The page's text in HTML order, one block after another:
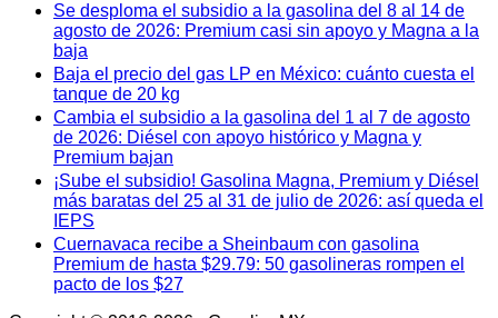
Se desploma el subsidio a la gasolina del 8 al 14 de
agosto de 2026: Premium casi sin apoyo y Magna a la
baja
Baja el precio del gas LP en México: cuánto cuesta el
tanque de 20 kg
Cambia el subsidio a la gasolina del 1 al 7 de agosto
de 2026: Diésel con apoyo histórico y Magna y
Premium bajan
¡Sube el subsidio! Gasolina Magna, Premium y Diésel
más baratas del 25 al 31 de julio de 2026: así queda el
IEPS
Cuernavaca recibe a Sheinbaum con gasolina
Premium de hasta $29.79: 50 gasolineras rompen el
pacto de los $27